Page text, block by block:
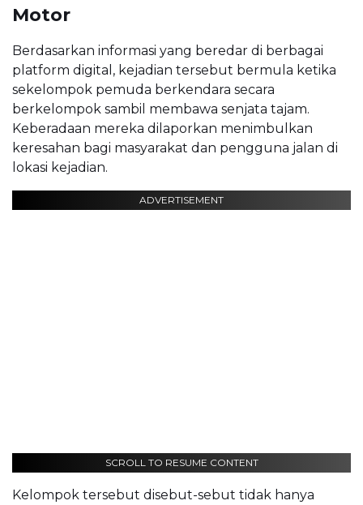
Motor
Berdasarkan informasi yang beredar di berbagai
platform digital, kejadian tersebut bermula ketika
sekelompok pemuda berkendara secara
berkelompok sambil membawa senjata tajam.
Keberadaan mereka dilaporkan menimbulkan
keresahan bagi masyarakat dan pengguna jalan di
lokasi kejadian.
ADVERTISEMENT
SCROLL TO RESUME CONTENT
Kelompok tersebut disebut-sebut tidak hanya